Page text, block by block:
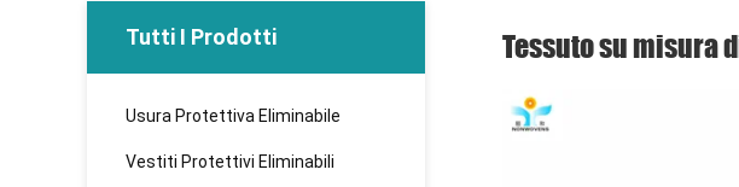
Tutti I Prodotti
Usura Protettiva Eliminabile
Vestiti Protettivi Eliminabili
Tessuto su misura